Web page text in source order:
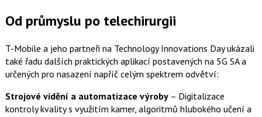
Od průmyslu po telechirurgii
T-Mobile a jeho partneři na Technology Innovations Day ukázali
také řadu dalších praktických aplikací postavených na 5G SA a
určených pro nasazení napříč celým spektrem odvětví:
Strojové vidění a automatizace výroby– Digitalizace
kontroly kvality s využitím kamer, algoritmů hlubokého učení a